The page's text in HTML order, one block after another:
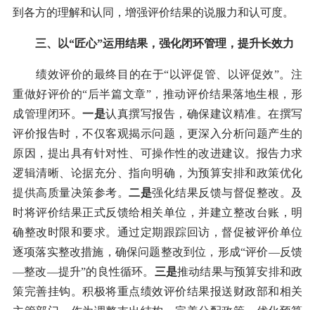
到各方的理解和认同，增强评价结果的说服力和认可度。
三、以“匠心”运用结果，强化闭环管理，提升长效力
绩效评价的最终目的在于“以评促管、以评促效”。注
重做好评价的“后半篇文章”，推动评价结果落地生根，形
成管理闭环。 一是认真撰写报告，确保建议精准。在撰写
评价报告时，不仅客观揭示问题，更深入分析问题产生的
原因，提出具有针对性、可操作性的改进建议。报告力求
逻辑清晰、论据充分、指向明确，为预算安排和政策优化
提供高质量决策参考。 二是强化结果反馈与督促整改。及
时将评价结果正式反馈给相关单位，并建立整改台账，明
确整改时限和要求。通过定期跟踪回访，督促被评价单位
逐项落实整改措施，确保问题整改到位，形成“评价—反馈
—整改—提升”的良性循环。 三是推动结果与预算安排和政
策完善挂钩。积极将重点绩效评价结果报送财政部和相关